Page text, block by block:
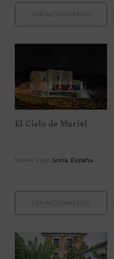
VER ALOJAMIENTO
El Cielo de
Muriel
El Cielo de Muriel
Muriel Viejo, Soria . España
VER ALOJAMIENTO